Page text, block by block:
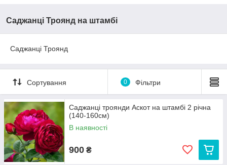
Саджанці Троянд на штамбі
Саджанці Троянд
Сортування 0 Фільтри
Саджанці троянди Аскот на штамбі 2 річна
(140-160см)
В наявності
900 ₴